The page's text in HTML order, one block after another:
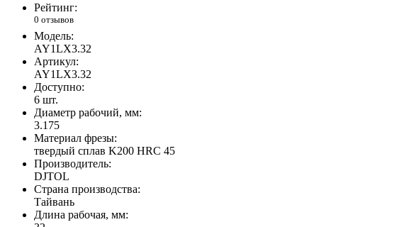
Рейтинг:
0 отзывов
Модель:
AY1LX3.32
Артикул:
AY1LX3.32
Доступно:
6 шт.
Диаметр рабочий, мм:
3.175
Материал фрезы:
твердый сплав K200 HRC 45
Производитель:
DJTOL
Страна производства:
Тайвань
Длина рабочая, мм: